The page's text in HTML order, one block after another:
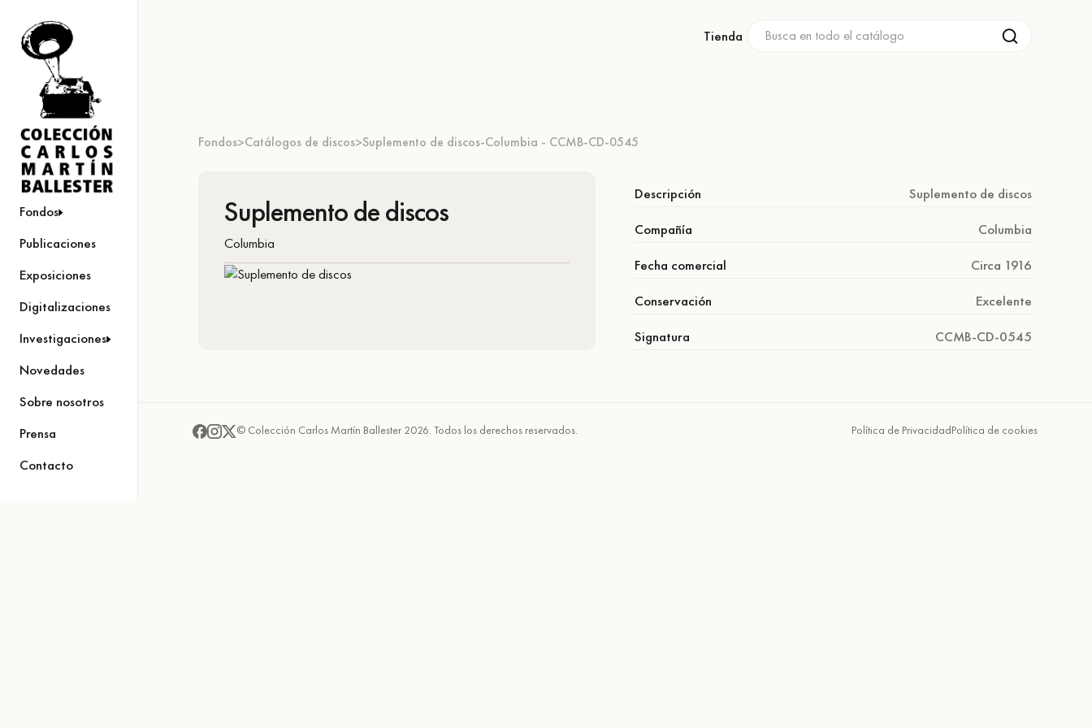
Fondos
Publicaciones
Exposiciones
Digitalizaciones
Investigaciones
Novedades
Sobre nosotros
Prensa
Contacto
Tienda
Fondos>Catálogos de discos>Suplemento de discos-Columbia - CCMB-CD-0545
Suplemento de discos
Columbia
Descripción
Suplemento de discos
Compañía
Columbia
Fecha comercial
Circa 1916
Conservación
Excelente
Signatura
CCMB-CD-0545
© Colección Carlos Martín Ballester 2026. Todos los derechos reservados. Política de PrivacidadPolítica de cookies